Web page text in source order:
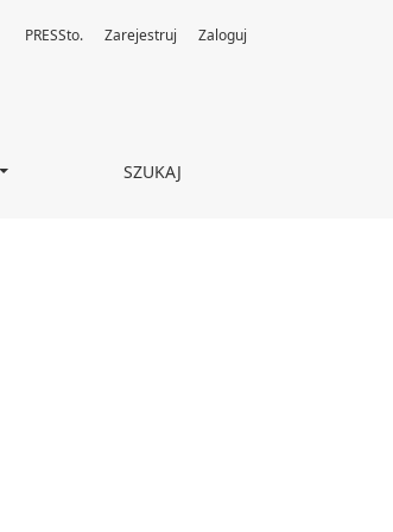
SZUKAJ
PRESSto. Zarejestruj Zaloguj